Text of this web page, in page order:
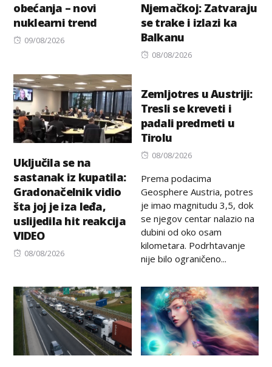
obećanja – novi
nuklearni trend
Posted
09/08/2026
Njemačkoj: Zatvaraju
se trake i izlazi ka
Balkanu
Posted
08/08/2026
Uključila se na
sastanak iz kupatila:
Gradonačelnik vidio
šta joj je iza leđa,
uslijedila hit reakcija
VIDEO
Posted
08/08/2026
Zemljotres u Austriji:
Tresli se kreveti i
padali predmeti u
Tirolu
Posted
08/08/2026
Prema podacima
Geosphere Austria, potres
je imao magnitudu 3,5, dok
se njegov centar nalazio na
dubini od oko osam
kilometara. Podrhtavanje
nije bilo ograničeno...